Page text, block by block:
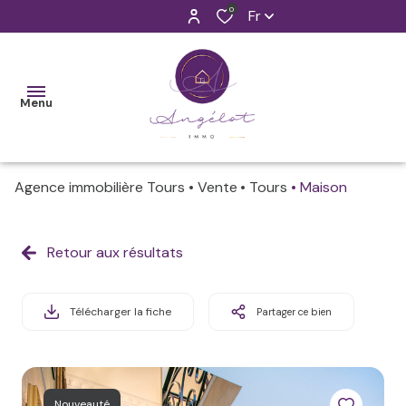
0 Fr
Menu
CONNAISSANCE
Faisons
Nos
Venez à
Nos
neufs
biens
anciens
Agence immobilière Tours Vente Tours Maison
Retour aux résultats
Télécharger la fiche Partager ce bien